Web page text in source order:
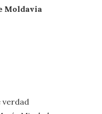
Moldavia
verdad